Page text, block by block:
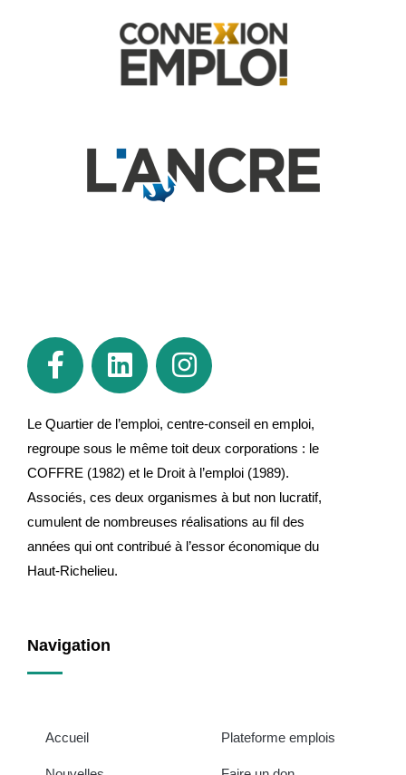
Le Quartier de l’emploi, centre-conseil en emploi,
regroupe sous le même toit deux corporations : le
COFFRE (1982) et le Droit à l’emploi (1989).
Associés, ces deux organismes à but non lucratif,
cumulent de nombreuses réalisations au fil des
années qui ont contribué à l’essor économique du
Haut-Richelieu.
Navigation
Accueil Plateforme emplois